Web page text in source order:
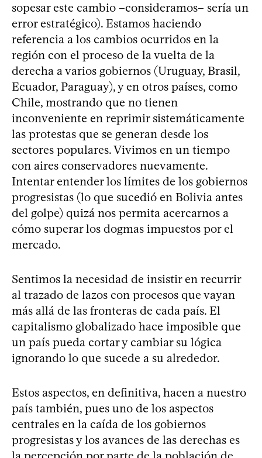
sopesar este cambio –consideramos– sería un
error estratégico). Estamos haciendo
referencia a los cambios ocurridos en la
región con el proceso de la vuelta de la
derecha a varios gobiernos (Uruguay, Brasil,
Ecuador, Paraguay), y en otros países, como
Chile, mostrando que no tienen
inconveniente en reprimir sistemáticamente
las protestas que se generan desde los
sectores populares. Vivimos en un tiempo
con aires conservadores nuevamente.
Intentar entender los límites de los gobiernos
progresistas (lo que sucedió en Bolivia antes
del golpe) quizá nos permita acercarnos a
cómo superar los dogmas impuestos por el
mercado.
Sentimos la necesidad de insistir en recurrir
al trazado de lazos con procesos que vayan
más allá de las fronteras de cada país. El
capitalismo globalizado hace imposible que
un país pueda cortar y cambiar su lógica
ignorando lo que sucede a su alrededor.
Estos aspectos, en definitiva, hacen a nuestro
país también, pues uno de los aspectos
centrales en la caída de los gobiernos
progresistas y los avances de las derechas es